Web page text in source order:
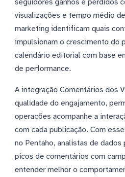
seguidores ganhos e perdidos
visualizações e tempo médio
marketing identificam quais
impulsionam o crescimento do
calendário editorial com base
de performance.
A integração Comentários dos
qualidade do engajamento,
operações acompanhe a
com cada publicação. Com
no Pentaho, analistas de
picos de comentários com
entender melhor o